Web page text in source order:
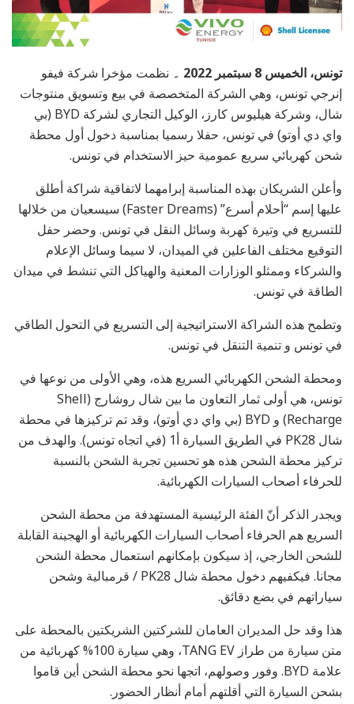
تونس، الخميس 8 سبتمبر 2022 ۔
نظمت مؤخرا شركة فيفو
إنرجي تونس، وهي الشركة المتخصصة في بيع وتسويق منتوجات
شال، وشركة هيليوس كارز، الوكيل التجاري لشركة BYD (بي
واي دي أوتو) في تونس، حفلا رسميا بمناسبة دخول أول محطة
شحن كهربائي سريع عمومية حيز الاستخدام في تونس.
وأعلن الشريكان بهذه المناسبة إبرامهما لاتفاقية شراكة أطلق
عليها إسم “أحلام أسرع” (Faster Dreams) سيسعيان من خلالها
للتسريع في وتيرة كهربة وسائل النقل في تونس. وحضر حفل
التوقيع مختلف الفاعلين في الميدان، لا سيما وسائل الإعلام
والشركاء وممثلو الوزارات المعنية والهياكل التي تنشط في ميدان
الطاقة في تونس.
وتطمح هذه الشراكة الاستراتيجية إلى التسريع في التحول الطاقي
في تونس و تنمية التنقل في تونس.
ومحطة الشحن الكهربائي السريع هذه، وهي الأولى من نوعها في
تونس، هي أولى ثمار التعاون ما بين شال روشارج (Shell
Recharge) و BYD (بي واي دي أوتو)، وقد تم تركيزها في محطة
شال PK28 في الطريق السيارة أ1 (في اتجاه تونس). والهدف من
تركيز محطة الشحن هذه هو تحسين تجربة الشحن بالنسبة
للحرفاء أصحاب السيارات الكهربائية.
ويجدر الذكر أنّ الفئة الرئيسية المستهدفة من محطة الشحن
السريع هم الحرفاء أصحاب السيارات الكهربائية أو الهجينة القابلة
للشحن الخارجي، إذ سيكون بإمكانهم استعمال محطة الشحن
مجانا. فيكفيهم دخول محطة شال PK28 / قرمبالية وشحن
سياراتهم في بضع دقائق.
هذا وقد حل المديران العامان للشركتين الشريكتين بالمحطة على
متن سيارة من طراز TANG EV، وهي سيارة 100% كهربائية من
علامة BYD. وفور وصولهم، اتجها نحو محطة الشحن أين قاموا
بشحن السيارة التي أقلتهم أمام أنظار الحضور.